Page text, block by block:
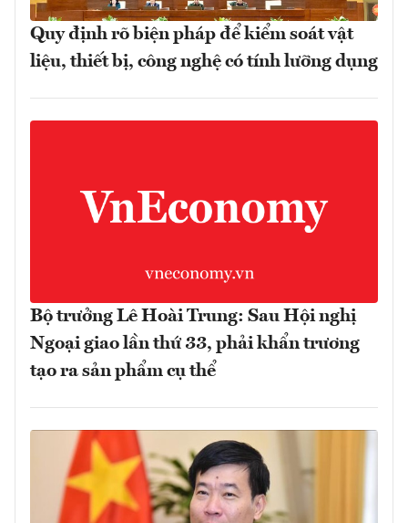
Quy định rõ biện pháp để kiểm soát vật
liệu, thiết bị, công nghệ có tính lưỡng dụng
Bộ trưởng Lê Hoài Trung: Sau Hội nghị
Ngoại giao lần thứ 33, phải khẩn trương
tạo ra sản phẩm cụ thể